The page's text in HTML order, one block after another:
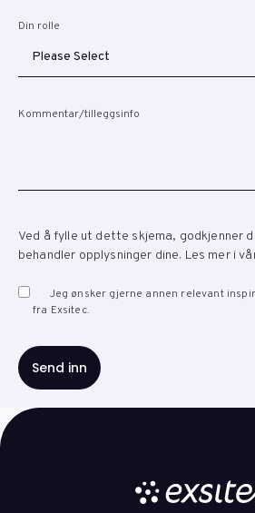
Din rolle
Kommentar/tilleggsinfo
Ved å fylle ut dette skjema, godkjenner
behandler opplysninger dine. Les mer i
Jeg ønsker gjerne annen relevant
fra Exsitec.